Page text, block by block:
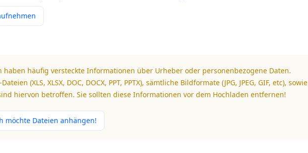
haben häufig versteckte Informationen über Urheber oder personenbezogene Daten.
(XLS, XLSX, DOC, DOCX, PPT, PPTX), sämtliche Bildformate (JPG, JPEG, GIF, etc), sowie
hiervon betroffen. Sie sollten diese Informationen vor dem Hochladen entfernen!
möchte Dateien anhängen!